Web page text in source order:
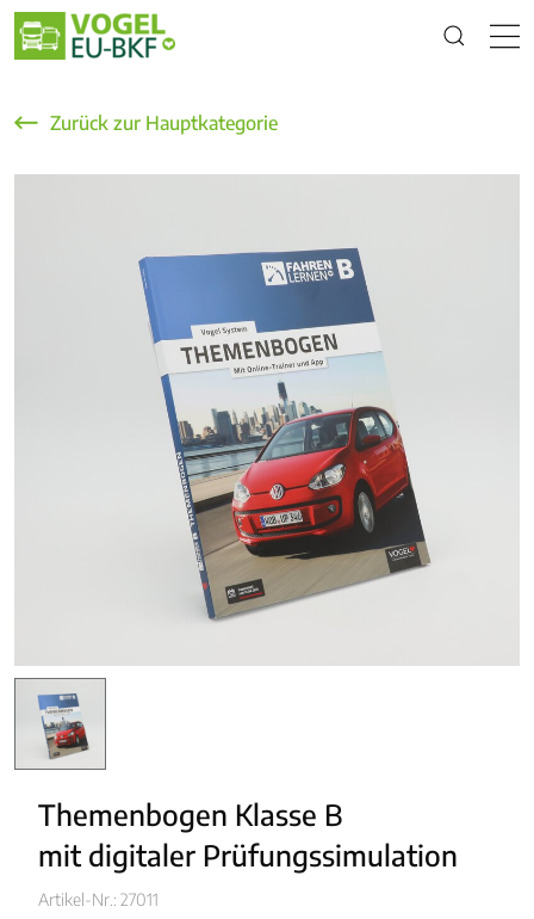
Zurück zur Hauptkategorie
Themenbogen Klasse B
mit digitaler Prüfungssimulation
Artikel-Nr.: 27011